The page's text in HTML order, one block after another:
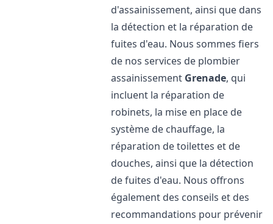
d'assainissement, ainsi que dans
la détection et la réparation de
fuites d'eau. Nous sommes fiers
de nos services de plombier
assainissement Grenade, qui
incluent la réparation de
robinets, la mise en place de
système de chauffage, la
réparation de toilettes et de
douches, ainsi que la détection
de fuites d'eau. Nous offrons
également des conseils et des
recommandations pour prévenir